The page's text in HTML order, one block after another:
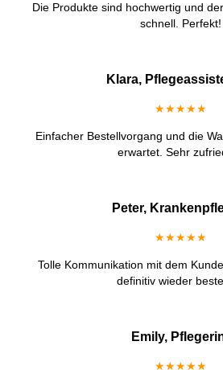
Die Produkte sind hochwertig und
schnell. Perfekt!
Klara,
★★★★★
Einfacher Bestellvorgang und die
erwartet. Sehr
Peter,
★★★★★
Tolle Kommunikation mit dem
definitiv wieder
Emily,
★★★★★